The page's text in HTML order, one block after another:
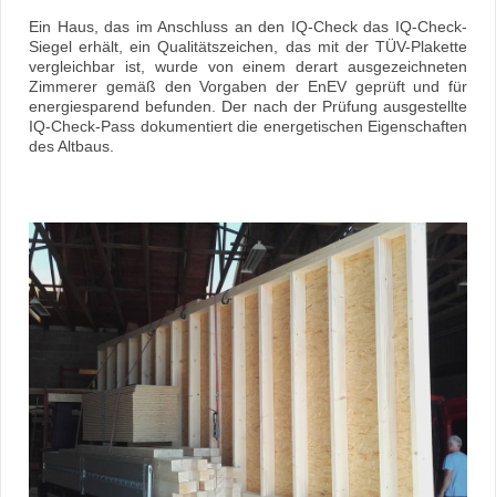
Ein Haus, das im Anschluss an den IQ-Check das IQ-Check-
Siegel erhält, ein Qualitätszeichen, das mit der TÜV-Plakette
vergleichbar ist, wurde von einem derart ausgezeichneten
Zimmerer gemäß den Vorgaben der EnEV geprüft und für
energiesparend befunden. Der nach der Prüfung ausgestellte
IQ-Check-Pass dokumentiert die energetischen Eigenschaften
des Altbaus.